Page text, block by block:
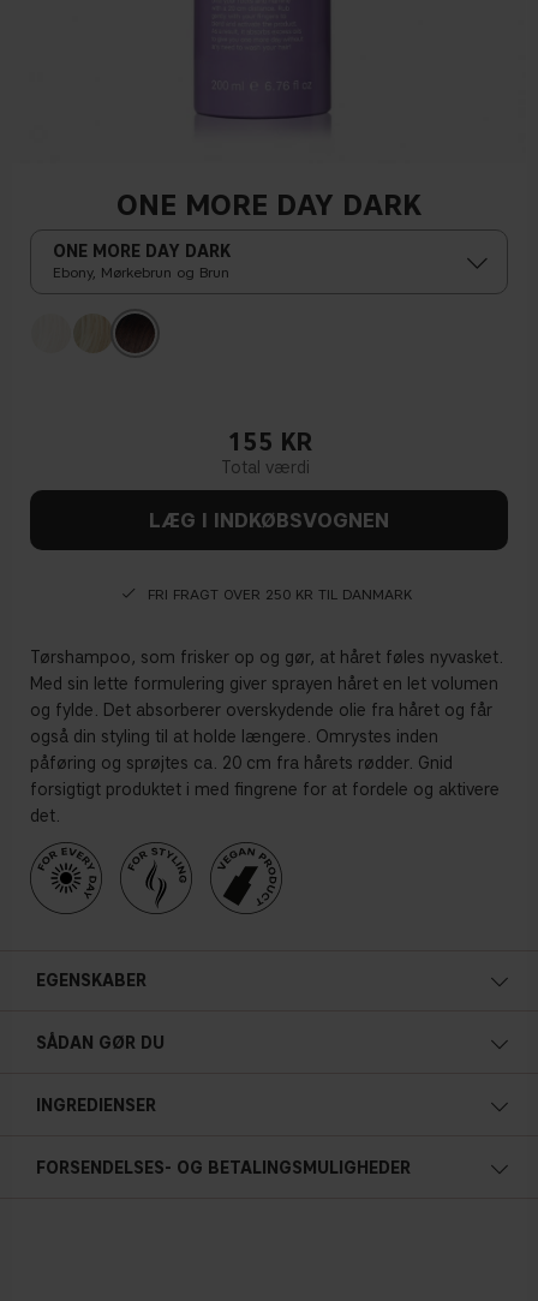
ONE MORE DAY DARK
155 KR
Tørshampoo, som frisker op og gør, at håret føles nyvasket.
Med sin lette formulering giver sprayen håret en let volumen
og fylde. Det absorberer overskydende olie fra håret og får
også din styling til at holde længere. Omrystes inden
påføring og sprøjtes ca. 20 cm fra hårets rødder. Gnid
forsigtigt produktet i med fingrene for at fordele og aktivere
det.
ONE MORE DAY DARK
Ebony, Mørkebrun og Brun
LÆG I INDKØBSVOGNEN
FRI FRAGT OVER 250 KR TIL DANMARK
EGENSKABER
SÅDAN GØR DU
INGREDIENSER
FORSENDELSES- OG BETALINGSMULIGHEDER